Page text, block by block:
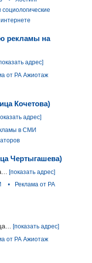
рекламы на
адрес]
от РА Ажиотаж
Кочетова)
адрес]
в СМИ
Чертыгашева)
[показать адрес]
•
Реклама от РА
[показать адрес]
от РА Ажиотаж